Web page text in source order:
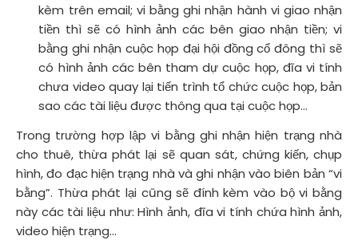
kèm trên email; vi bằng ghi nhận hành vi giao nhận
tiền thì sẽ có hình ảnh các bên giao nhận tiền; vi
bằng ghi nhận cuộc họp đại hội đồng cổ đông thì sẽ
có hình ảnh các bên tham dự cuộc họp, đĩa vi tính
chưa video quay lại tiến trình tổ chức cuộc họp, bản
sao các tài liệu được thông qua tại cuộc họp…
Trong trường hợp lập vi bằng ghi nhận hiện trạng nhà
cho thuê, thừa phát lại sẽ quan sát, chứng kiến, chụp
hình, đo đạc hiện trạng nhà và ghi nhận vào biên bản “vi
bằng”. Thừa phát lại cũng sẽ đính kèm vào bộ vi bằng
này các tài liệu như: Hình ảnh, đĩa vi tính chứa hình ảnh,
video hiện trạng...